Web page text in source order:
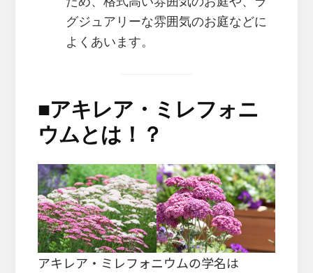
グジュアリーな雰囲気のお庭などに
よくあいます。
■アキレア・ミレフォニ
ウムとは！？
アキレア・ミレフォニウムの学名は